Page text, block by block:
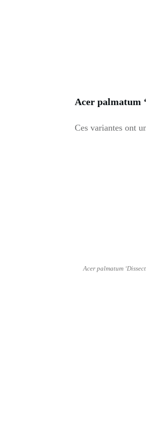
Acer palmatum
Ces variantes ont
Acer palmatum